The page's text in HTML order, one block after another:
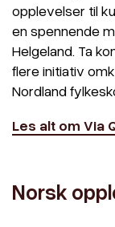
opplevelser til
en spennende
Helgeland. Ta
flere initiativ
Nordland
Les alt om Via
Norsk